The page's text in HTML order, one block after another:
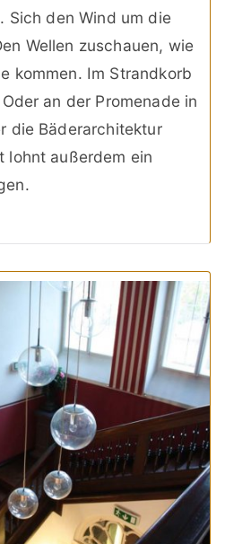
Sich den Wind um die
Wellen zuschauen, wie
kommen. Im Strandkorb
an der Promenade in
die Bäderarchitektur
lohnt außerdem ein